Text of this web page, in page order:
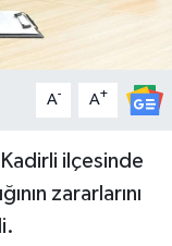
A- A+
ilçesinde
zararlarını